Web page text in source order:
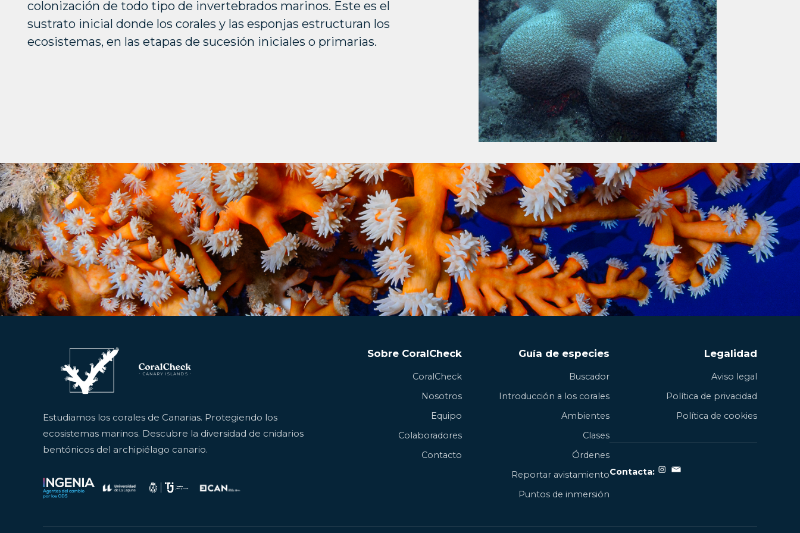
colonización de todo tipo de invertebrados marinos. Este es el
sustrato inicial donde los corales y las esponjas estructuran los
ecosistemas, en las etapas de sucesión iniciales o primarias.
Estudiamos los corales de Canarias. Protegiendo los
ecosistemas marinos. Descubre la diversidad de cnidarios
bentónicos del archipiélago canario.
Sobre CoralCheck
CoralCheck
Nosotros
Equipo
Colaboradores
Contacto
Guía de especies
Buscador
Introducción a los corales
Ambientes
Clases
Órdenes
Reportar avistamiento
Puntos de inmersión
Legalidad
Aviso legal
Política de privacidad
Política de cookies
Contacta: